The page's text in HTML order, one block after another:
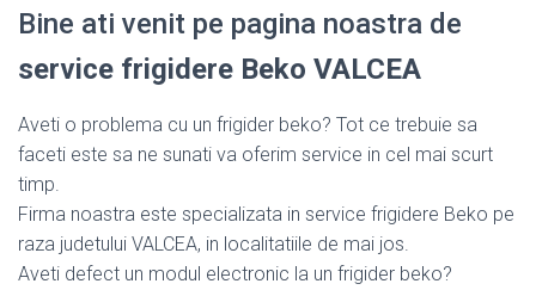
Bine ati venit pe pagina noastra de
service frigidere Beko VALCEA
Aveti o problema cu un frigider beko? Tot ce trebuie sa
faceti este sa ne sunati va oferim service in cel mai scurt
timp.
Firma noastra este specializata in service frigidere Beko pe
raza judetului VALCEA, in localitatiile de mai jos.
Aveti defect un modul electronic la un frigider beko?